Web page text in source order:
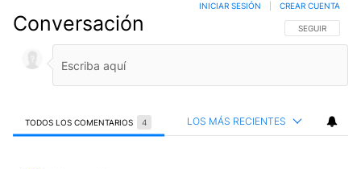
Conversación SIGA ESTA
SEGUIR
INICIAR SESIÓN CREAR CUENTA
TODOS LOS COMENTARIOS 4 LOS MÁS RECIENTES